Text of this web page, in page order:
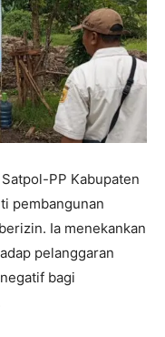
PP Kabupaten
pembangunan
Ia menekankan
pelanggaran
bagi